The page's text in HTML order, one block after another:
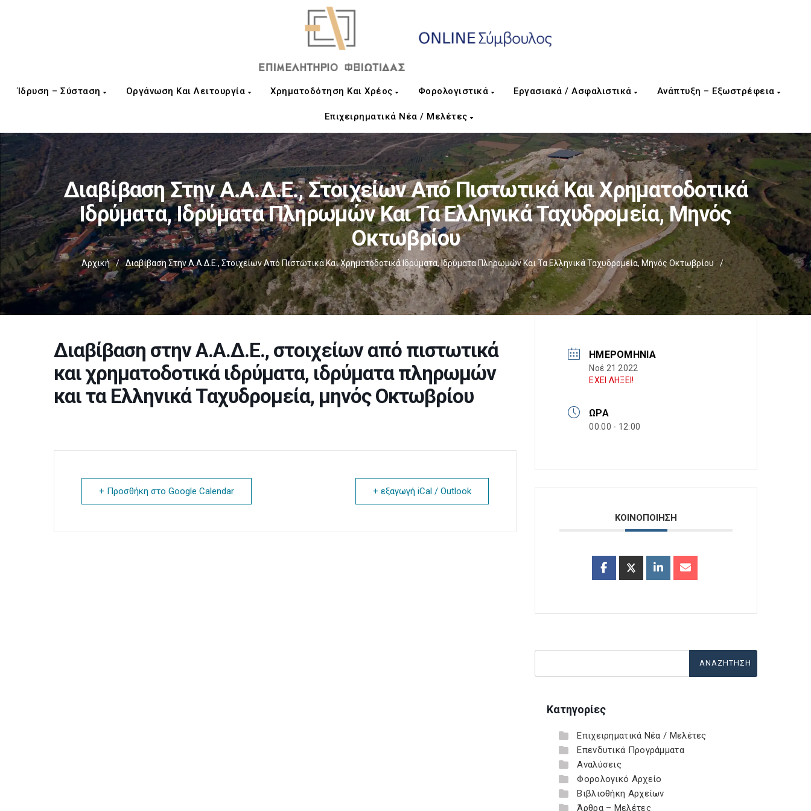
Ίδρυση – Σύσταση Οργάνωση Και Λειτουργία Χρηματοδότηση Και Χρέος Φορολογιστικά Εργασιακά / Ασφαλιστικά Ανάπτυξη – Εξωστρέφεια
Επιχειρηματικά Νέα / Μελέτες
Διαβίβαση Στην Α.Α.Δ.Ε., Στοιχείων Από Πιστωτικά Και Χρηματοδοτικά
Ιδρύματα, Ιδρύματα Πληρωμών Και Τα Ελληνικά Ταχυδρομεία, Μηνός
Οκτωβρίου
Αρχική / Διαβίβαση Στην Α.Α.Δ.Ε., Στοιχείων Από Πιστωτικά Και Χρηματοδοτικά Ιδρύματα, Ιδρύματα Πληρωμών Και Τα Ελληνικά Ταχυδρομεία, Μηνός Οκτωβρίου /
Διαβίβαση στην Α.Α.Δ.Ε., στοιχείων από πιστωτικά
και χρηματοδοτικά ιδρύματα, ιδρύματα πληρωμών
και τα Ελληνικά Ταχυδρομεία, μηνός Οκτωβρίου
+ Προσθήκη στο Google Calendar + εξαγωγή iCal / Outlook
ΗΜΕΡΟΜΗΝΊΑ
Νοέ 21 2022
ΕΧΕΙ ΛΗΞΕΙ!
ΏΡΑ
00:00 - 12:00
ΚΟΙΝΟΠΟΙΗΣΗ
Κατηγορίες
Επιχειρηματικά Νέα / Μελέτες
Επενδυτικά Προγράμματα
Αναλύσεις
Φορολογικό Αρχείο
Βιβλιοθήκη Αρχείων
Άρθρα – Μελέτες